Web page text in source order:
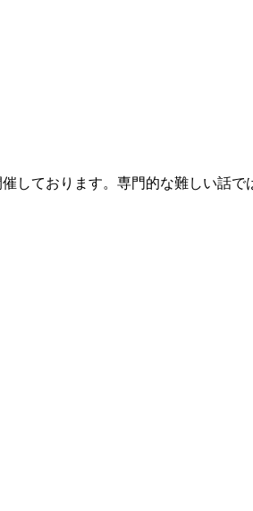
しております。専門的な難しい話